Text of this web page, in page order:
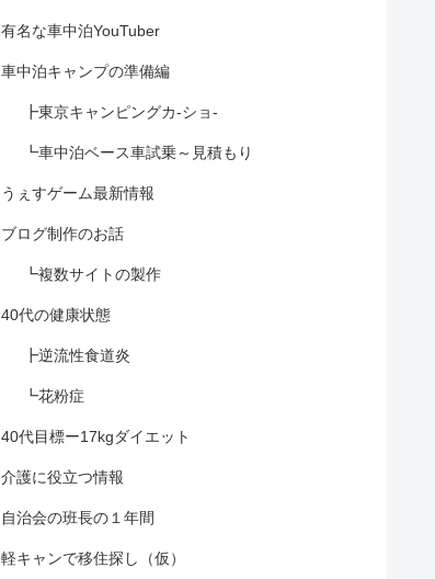
有名な車中泊YouTuber
車中泊キャンプの準備編
┣東京キャンピングカ-ショ-
┗車中泊ベース車試乗～見積もり
うぇすゲーム最新情報
ブログ制作のお話
┗複数サイトの製作
40代の健康状態
┣逆流性食道炎
┗花粉症
40代目標ー17kgダイエット
介護に役立つ情報
自治会の班長の１年間
軽キャンで移住探し（仮）